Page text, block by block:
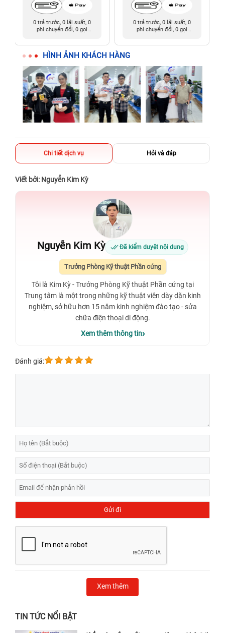
0 trả trước, 0 lãi suất, 0
phí chuyển đổi, 0 gọi
0 trả trước, 0 lãi suất, 0
phí chuyển đổi, 0 gọi
HÌNH ẢNH KHÁCH HÀNG
Chi tiết dịch vụ Hỏi và đáp
Viết bởi: Nguyễn Kim Kỳ
Nguyễn Kim Kỳ Đã kiểm duyệt nội dung
Trưởng Phòng Kỹ thuật Phần cứng
Tôi là Kim Kỳ - Trưởng Phòng Kỹ thuật Phần cứng tại
Trung tâm là một trong những kỹ thuật viên dày dặn kinh
nghiệm, sở hữu hơn 15 năm kinh nghiệm đào tạo - sửa
chữa điện thoại di động.
Xem thêm thông tin
Đánh giá:
Xem thêm
TIN TỨC NỔI BẬT